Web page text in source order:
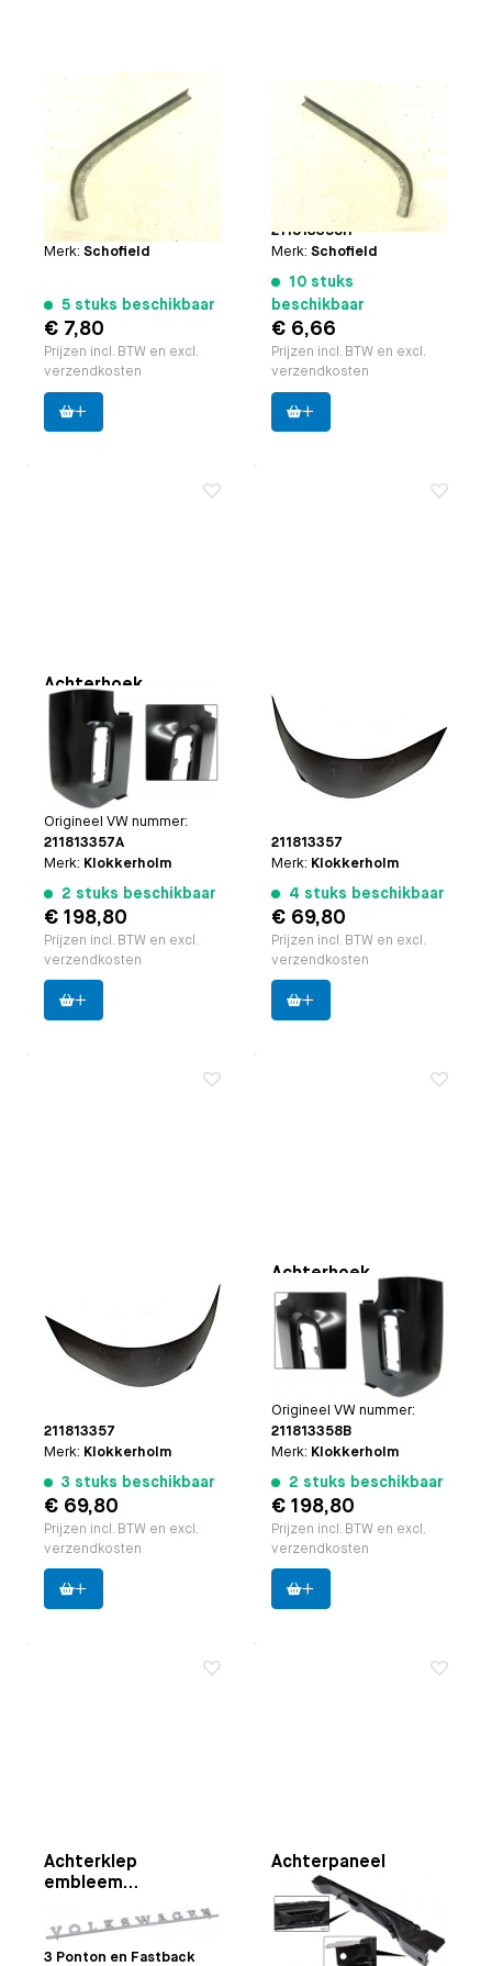
Achterhoek onderlip
links
Toepasbaar op
t/m 7.1979
Paruzzi nummer:
Origineel VW nummer:
Merk: Schofield
5 stuks beschikbaar
€ 7,80
Prijzen incl. BTW en excl.
verzendkosten
Achterhoek onderlip
rechts
Toepasbaar opBus 8.1972
26856
Origineel VW nummer:
211813358H
Merk:Schofield
10 stuks
beschikbaar
€ 6,66
Prijzen incl. BTW en excl.
verzendkosten
Achterhoek
onderzijde links
Toepasbaar op
Bus 8.1971
t/m 7.1979 (behalve Pick
Up)
Paruzzi nummer:
Origineel VW nummer:
211813357A
Merk: Klokkerholm
2 stuks beschikbaar
€ 198,80
Prijzen incl. BTW en excl.
verzendkosten
onderzijde links
Toepasbaar op
8.1967 t/m 7.1971
(behalve Pick-up)
Paruzzi nummer:
211813357
Merk: Klokkerholm
4 stuks beschikbaar
€ 69,80
Prijzen incl. BTW en excl.
verzendkosten
Toepasbaar op
8.1967 t/m 7.1971
(behalve Pick-up)
Paruzzi nummer:20891
211813357
Merk: Klokkerholm
3 stuks beschikbaar
€ 69,80
Prijzen incl. BTW en excl.
verzendkosten
Achterhoek
onderzijde rechts
Toepasbaar opBus 8.1971
t/m 7.1979 (behalve Pick
Up)
Paruzzi nummer:26762
Origineel VW nummer:
211813358B
Merk: Klokkerholm
2 stuks beschikbaar
€ 198,80
Prijzen incl. BTW en excl.
verzendkosten
Achterklep
embleem
Toepasbaar opBus
8.1963 t/m 7.1972 | Type
3 Ponton en Fastback
Achterpaneel
binnenzijde
Toepasbaar opBus 8.1971
t/m 7.1979
Paruzzi nummer:20696